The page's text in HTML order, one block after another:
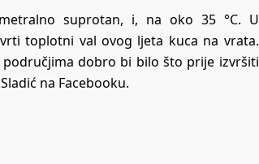
suprotan, i, na oko 35 °C. U
toplotni val ovog ljeta kuca na vrata.
područjima dobro bi bilo što prije izvršiti
na Facebooku.